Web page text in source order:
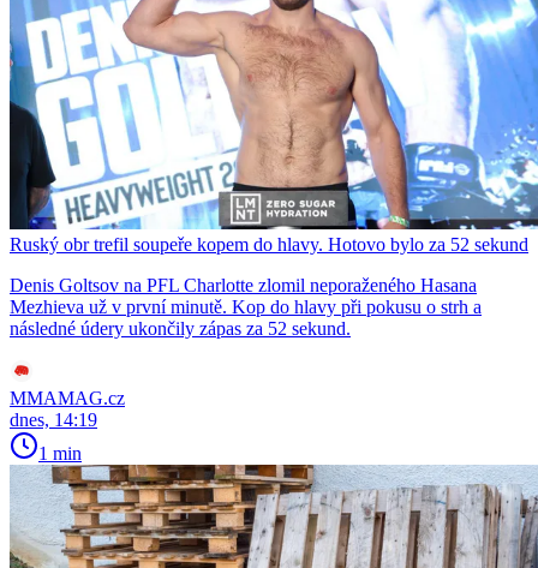
Ruský obr trefil soupeře kopem do hlavy. Hotovo bylo za 52 sekund
Denis Goltsov na PFL Charlotte zlomil neporaženého Hasana
Mezhieva už v první minutě. Kop do hlavy při pokusu o strh a
následné údery ukončily zápas za 52 sekund.
MMAMAG.cz
dnes, 14:19
1 min